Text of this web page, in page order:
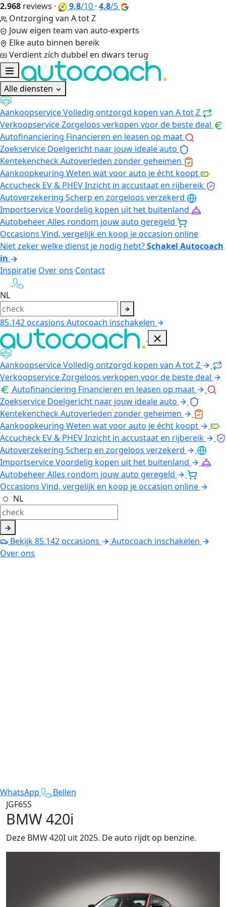
2.968 reviews · 9,8/10 · 4,8/5
Ontzorging van A tot Z
Jouw eigen team van auto-experts
Elke auto binnen bereik
Verdient zich dubbel en dwars terug
Alle diensten
AankoopserviceVolledig ontzorgd kopen van A tot Z
VerkoopserviceZorgeloos verkopen voor de beste deal
Autofinanciering Financieren en leasen op maat
Zoekservice Doelgericht naar jouw ideale auto
KentekencheckAutoverleden zonder geheimen
Aankoopkeuring Weten wat voor auto je écht koopt
Accucheck EV & PHEVInzicht in accustaat en rijbereik
Autoverzekering Scherp en zorgeloos verzekerd
ImportserviceVoordelig kopen uit het buitenland
AutobeheerAlles rondom jouw auto geregeld
Occasions Vind, vergelijk en koop je occasion online
Niet zeker welke dienst je nodig hebt?Schakel Autocoach
in
Inspiratie Over ons Contact
NL
85.142occasions Autocoach inschakelen
AankoopserviceVolledig ontzorgd kopen van A tot Z
VerkoopserviceZorgeloos verkopen voor de beste deal
Autofinanciering Financieren en leasen op maat
Zoekservice Doelgericht naar jouw ideale auto
KentekencheckAutoverleden zonder geheimen
Aankoopkeuring Weten wat voor auto je écht koopt
Accucheck EV & PHEVInzicht in accustaat en rijbereik
Autoverzekering Scherp en zorgeloos verzekerd
ImportserviceVoordelig kopen uit het buitenland
AutobeheerAlles rondom jouw auto geregeld
Occasions Vind, vergelijk en koop je occasion online
NL
Bekijk85.142occasions
Autocoach inschakelen
Over ons
WhatsApp
Bellen
JGF65S
BMW 420i
Deze BMW 420I uit 2025. De auto rijdt op benzine.